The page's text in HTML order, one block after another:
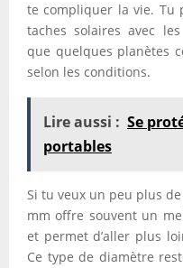
te compliquer la vie. Tu
taches solaires avec
que quelques planètes
selon les conditions.
Lire aussi : Se
portables
Si tu veux un peu plus
mm offre souvent un
et permet d’aller plus
Ce type de diamètre